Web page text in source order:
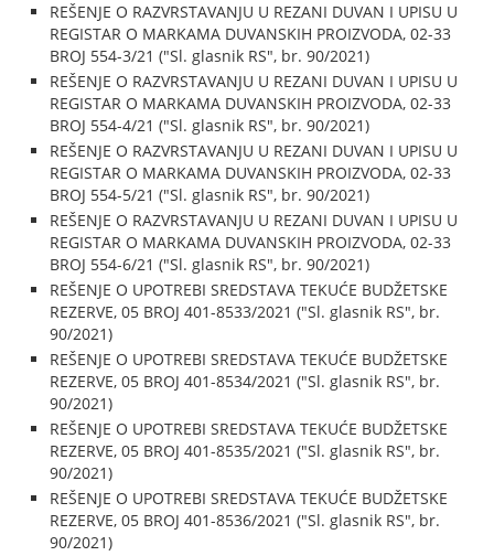
REŠENJE O RAZVRSTAVANJU U REZANI DUVAN I UPISU U
REGISTAR O MARKAMA DUVANSKIH PROIZVODA, 02-33
BROJ 554-3/21 ("Sl. glasnik RS", br. 90/2021)
REŠENJE O RAZVRSTAVANJU U REZANI DUVAN I UPISU U
REGISTAR O MARKAMA DUVANSKIH PROIZVODA, 02-33
BROJ 554-4/21 ("Sl. glasnik RS", br. 90/2021)
REŠENJE O RAZVRSTAVANJU U REZANI DUVAN I UPISU U
REGISTAR O MARKAMA DUVANSKIH PROIZVODA, 02-33
BROJ 554-5/21 ("Sl. glasnik RS", br. 90/2021)
REŠENJE O RAZVRSTAVANJU U REZANI DUVAN I UPISU U
REGISTAR O MARKAMA DUVANSKIH PROIZVODA, 02-33
BROJ 554-6/21 ("Sl. glasnik RS", br. 90/2021)
REŠENJE O UPOTREBI SREDSTAVA TEKUĆE BUDŽETSKE
REZERVE, 05 BROJ 401-8533/2021 ("Sl. glasnik RS", br.
90/2021)
REŠENJE O UPOTREBI SREDSTAVA TEKUĆE BUDŽETSKE
REZERVE, 05 BROJ 401-8534/2021 ("Sl. glasnik RS", br.
90/2021)
REŠENJE O UPOTREBI SREDSTAVA TEKUĆE BUDŽETSKE
REZERVE, 05 BROJ 401-8535/2021 ("Sl. glasnik RS", br.
90/2021)
REŠENJE O UPOTREBI SREDSTAVA TEKUĆE BUDŽETSKE
REZERVE, 05 BROJ 401-8536/2021 ("Sl. glasnik RS", br.
90/2021)